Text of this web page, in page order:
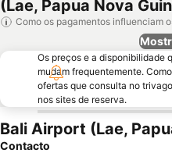
(Lae, Papua Nova
Como os pagamentos influenciam
Os preços e a disponibilidade
mudam frequentemente.
ofertas que consulta no
nos sites de reserva.
Bali Airport (Lae,
Contacto